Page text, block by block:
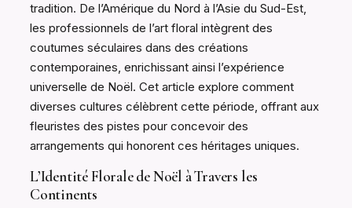
tradition. De l’Amérique du Nord à l’Asie du Sud-Est,
les professionnels de l’art floral intègrent des
coutumes séculaires dans des créations
contemporaines, enrichissant ainsi l’expérience
universelle de Noël. Cet article explore comment
diverses cultures célèbrent cette période, offrant aux
fleuristes des pistes pour concevoir des
arrangements qui honorent ces héritages uniques.
L’Identité Florale de Noël à Travers les
Continents